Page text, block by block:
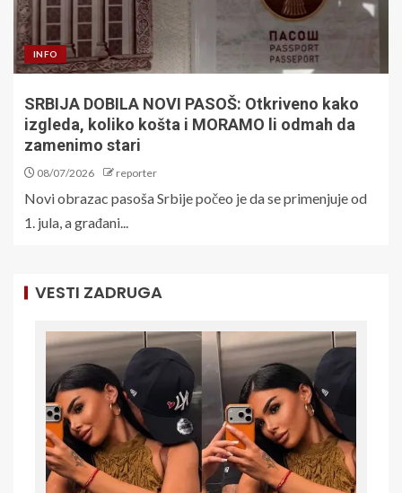
INFO
SRBIJA DOBILA NOVI PASOŠ: Otkriveno kako
izgleda, koliko košta i MORAMO li odmah da
zamenimo stari
08/07/2026 reporter
Novi obrazac pasoša Srbije počeo je da se primenjuje od
1. jula, a građani...
VESTI ZADRUGA